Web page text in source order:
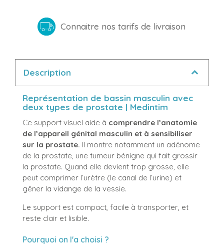
Connaitre nos tarifs de livraison
Description
Représentation de bassin masculin avec
deux types de prostate | Medintim
Ce support visuel aide à comprendre l’anatomie
de l’appareil génital masculin et à sensibiliser
sur la prostate. Il montre notamment un adénome
de la prostate, une tumeur bénigne qui fait grossir
la prostate. Quand elle devient trop grosse, elle
peut comprimer l’urètre (le canal de l’urine) et
gêner la vidange de la vessie.
Le support est compact, facile à transporter, et
reste clair et lisible.
Pourquoi on l'a choisi ?